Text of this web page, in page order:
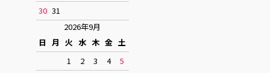
30 31
2026年9月
日 月 火 水 木 金 土
1
2 3 4
5